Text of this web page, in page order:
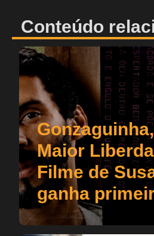
Conteúdo
Maior
Filme de
ganha